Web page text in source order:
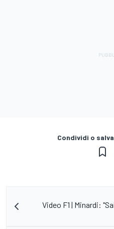
Condividi o
Video F1 | Minardi: